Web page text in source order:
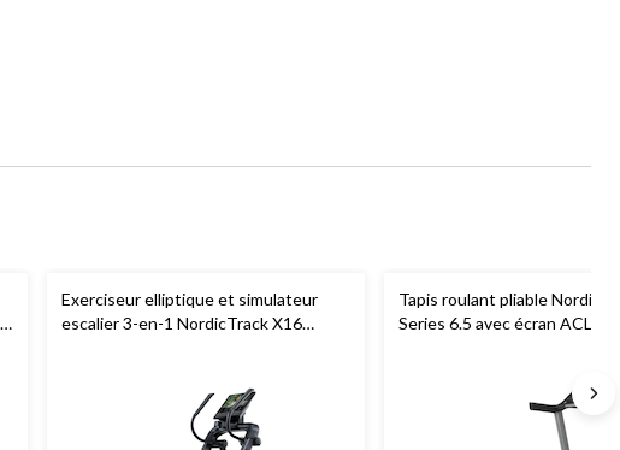
Exerciseur elliptique et simulateur
escalier 3-en-1 NordicTrack X16
Tapis roulant pliable
Series 6.5 avec écran ACL de